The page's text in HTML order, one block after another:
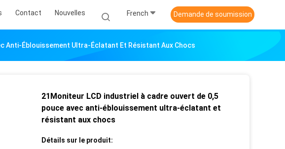
Contact Nouvelles French Demande de soumission
Anti-Éblouissement Ultra-Éclatant Et Résistant Aux Chocs
21Moniteur LCD industriel à cadre ouvert de 0,5
pouce avec anti-éblouissement ultra-éclatant et
résistant aux chocs
Détails sur le produit: